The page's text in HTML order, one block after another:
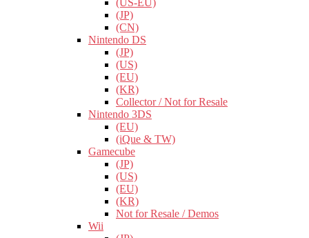
(US-EU)
(JP)
(CN)
Nintendo DS
(JP)
(US)
(EU)
(KR)
Collector / Not for Resale
Nintendo 3DS
(EU)
(iQue & TW)
Gamecube
(JP)
(US)
(EU)
(KR)
Not for Resale / Demos
Wii